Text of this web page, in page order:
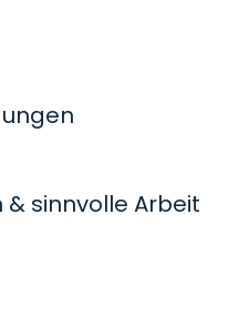
sinnvolle Arbeit